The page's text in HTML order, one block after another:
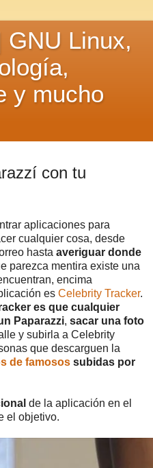
GNU Linux,
y mucho
con tu
aplicaciones para
cualquier cosa, desde
hasta averiguar donde
parezca mentira existe una
encima
es Celebrity Tracker.
es que cualquier
Paparazzi, sacar una foto
y subirla a Celebrity
que descarguen la
de famosos subidas por
de la aplicación en el
el objetivo.